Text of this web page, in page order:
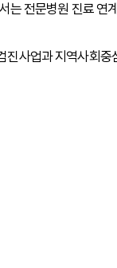
는 전문병원 진료
진사업과 지역사회